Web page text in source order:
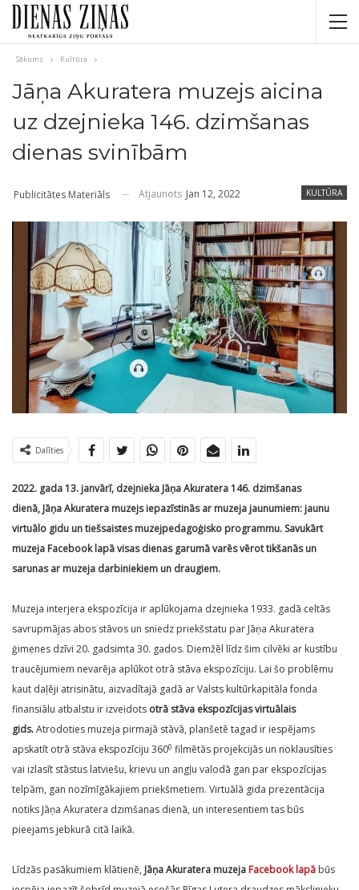
Sākums Kultūra
Jāņa Akuratera muzejs aicina
uz dzejnieka 146. dzimšanas
dienas svinībām
KULTŪRA
Publicitātes Materiāls Atjaunots Jan 12, 2022
Dalīties
2022. gada 13. janvārī, dzejnieka Jāņa Akuratera 146. dzimšanas
dienā,Jāņa Akuratera muzejs iepazīstinās ar muzeja jaunumiem: jaunu
virtuālo gidu un tiešsaistes muzejpedagoģisko programmu. Savukārt
muzeja Facebook lapā visas dienas garumā varēs vērot tikšanās un
sarunas ar muzeja darbiniekiem un draugiem.
Muzeja interjera ekspozīcija ir aplūkojama dzejnieka 1933. gadā celtās
savrupmājas abos stāvos un sniedz priekšstatu par Jāņa Akuratera
ģimenes dzīvi 20. gadsimta 30. gados. Diemžēl līdz šim cilvēki ar kustību
traucējumiem nevarēja aplūkot otrā stāva ekspozīciju. Lai šo problēmu
kaut daļēji atrisinātu, aizvadītajā gadā ar Valsts kultūrkapitāla fonda
finansiālu atbalstu ir izveidots otrā stāva ekspozīcijas virtuālais
gids.Atrodoties muzeja pirmajā stāvā, planšetē tagad ir iespējams
apskatīt otrā stāva ekspozīciju 3600 filmētās projekcijās un noklausīties
vai izlasīt stāstus latviešu, krievu un angļu valodā gan par ekspozīcijas
telpām, gan nozīmīgākajiem priekšmetiem. Virtuālā gida prezentācija
notiks Jāņa Akuratera dzimšanas dienā, un interesentiem tas būs
pieejams jebkurā citā laikā.
Līdzās pasākumiem klātienē, Jāņa Akuratera muzeja Facebook lapā būs